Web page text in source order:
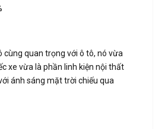
cùng quan trọng với ô tô, nó vừa
xe vừa là phần linh kiện nội thất
ánh sáng mặt trời chiếu qua